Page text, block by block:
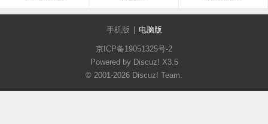
手机版 电脑版
京ICP备19051325号-2
Powered by Discuz! X3.5
© 2001-2026 Discuz! Team.